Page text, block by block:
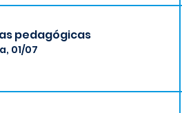
pedagógicas
01/07